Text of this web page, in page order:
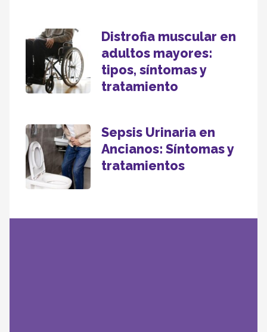
Distrofia muscular en
adultos mayores:
tipos, síntomas y
tratamiento
Sepsis Urinaria en
Ancianos: Síntomas y
tratamientos